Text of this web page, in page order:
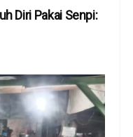
Diri Pakai Senpi: